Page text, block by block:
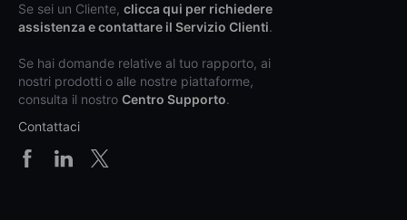
Se sei un Cliente, clicca qui per richiedere
assistenza e contattare il Servizio Clienti.
Se hai domande relative al tuo rapporto, ai
nostri prodotti o alle nostre piattaforme,
consulta il nostro Centro Supporto.
Contattaci